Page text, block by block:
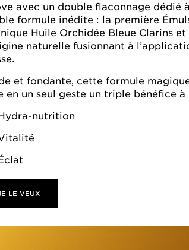
avec un double flaconnage dédié
formule inédite : la première
Huile Orchidée Bleue Clarins
naturelle fusionnant à
et fondante, cette formule
en un seul geste un triple bénéfice à
nutrition
LE VEUX